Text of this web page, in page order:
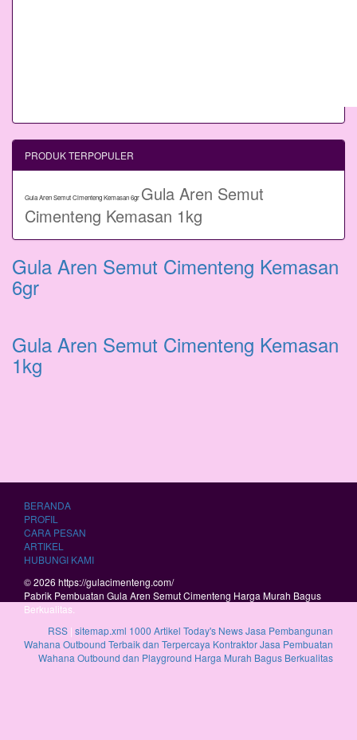
PRODUK TERPOPULER
Gula Aren Semut Cimenteng Kemasan 6gr Gula Aren Semut
Cimenteng Kemasan 1kg
Gula Aren Semut Cimenteng Kemasan
6gr
Gula Aren Semut Cimenteng Kemasan
1kg
BERANDA
PROFIL
CARA PESAN
ARTIKEL
HUBUNGI KAMI
© 2026 https://gulacimenteng.com/
Pabrik Pembuatan Gula Aren Semut Cimenteng Harga Murah Bagus
Berkualitas.
RSS | sitemap.xml 1000 Artikel Today's NewsJasa Pembangunan
Wahana Outbound Terbaik dan Terpercaya Kontraktor Jasa Pembuatan
Wahana Outbound dan Playground Harga Murah Bagus Berkualitas